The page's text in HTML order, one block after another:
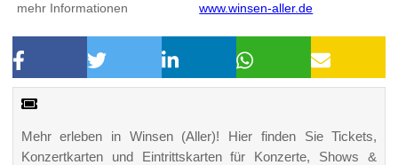
mehr Informationen www.winsen-aller.de
Mehr erleben in Winsen (Aller)! Hier finden Sie Tickets,
Konzertkarten und Eintrittskarten für Konzerte, Shows &